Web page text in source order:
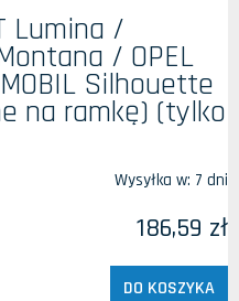
Lumina /
/ OPEL
Silhouette
na ramkę) (tylko
Wysyłka w: 7 dni
186,59 zł
DO KOSZYKA